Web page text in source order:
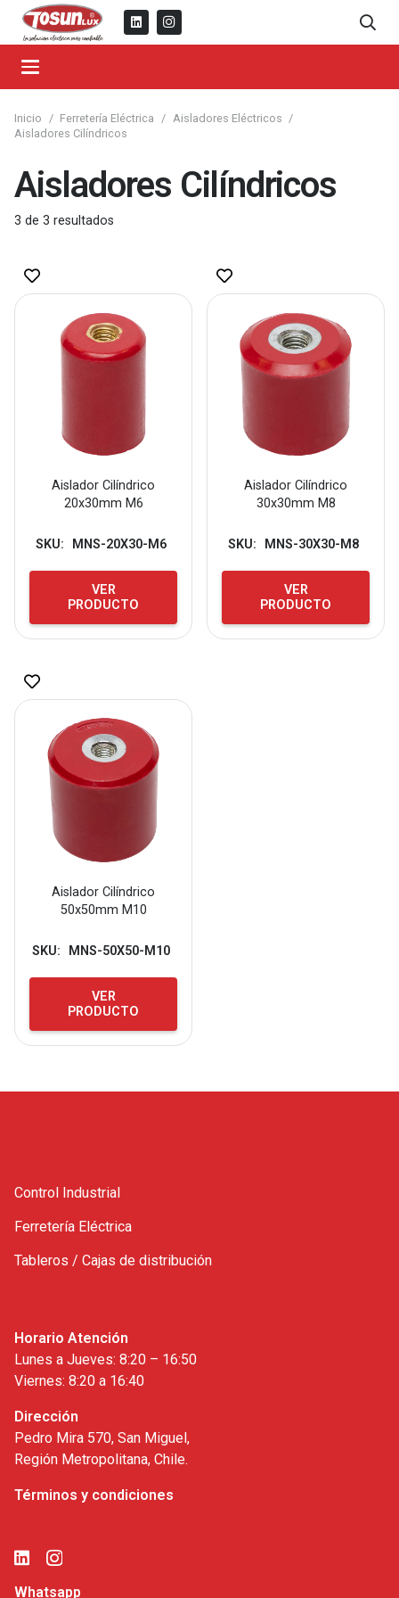
Inicio / Ferretería Eléctrica / Aisladores Eléctricos /
Aisladores Cilíndricos
Aisladores Cilíndricos
3 de 3 resultados
Aislador Cilíndrico
20x30mm M6
SKU: MNS-20X30-M6
VER
PRODUCTO
Aislador Cilíndrico
30x30mm M8
SKU: MNS-30X30-M8
VER
PRODUCTO
Aislador Cilíndrico
50x50mm M10
SKU: MNS-50X50-M10
VER
PRODUCTO
Control Industrial
Ferretería Eléctrica
Tableros / Cajas de distribución
Horario Atención
Lunes a Jueves: 8:20 – 16:50
Viernes: 8:20 a 16:40
Dirección
Pedro Mira 570, San Miguel,
Región Metropolitana, Chile.
Términos y condiciones
Whatsapp